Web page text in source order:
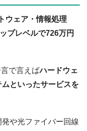
ウェア・情報処理
プレベルで726万円
で言えばハードウェ
といったサービスを
や光ファイバー回線